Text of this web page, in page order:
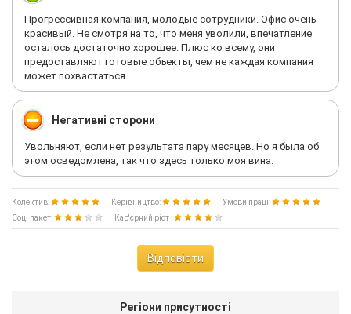
Прогрессивная компания, молодые сотрудники. Офис очень
красивый. Не смотря на то, что меня уволили, впечатление
осталось достаточно хорошее. Плюс ко всему, они
предоставляют готовые объекты, чем не каждая компания
может похвастаться.
Негативні сторони
Увольняют, если нет результата пару месяцев. Но я была об
этом осведомлена, так что здесь только моя вина.
Колектив: Керівництво:
Умови праці:
Соц. пакет:
Кар'єрний ріст :
Відповісти
Регіони присутності